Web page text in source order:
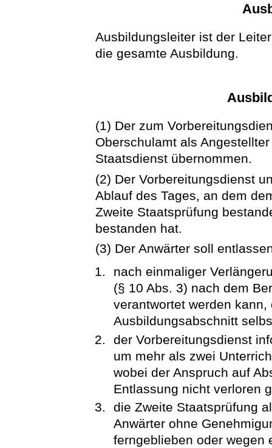
Ausbildungsleiter ist der
die gesamte Ausbildung.
(1) Der zum
Oberschulamt als
Staatsdienst übernommen.
(2) Der Vorbereitungsdienst
Ablauf des Tages, an dem
Zweite Staatsprüfung
bestanden hat.
(3) Der Anwärter soll
nach einmaliger
(§ 10 Abs. 3) nach dem
verantwortet werden
Ausbildungsabschnitt
der Vorbereitungsdienst
um mehr als zwei
wobei der Anspruch auf
Entlassung nicht verloren
die Zweite Staatsprüfung
Anwärter ohne
ferngeblieben oder wegen